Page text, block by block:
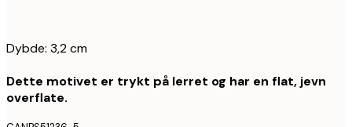
Dybde: 3,2 cm
Dette motivet er trykt på lerret og har en flat, jevn
overflate.